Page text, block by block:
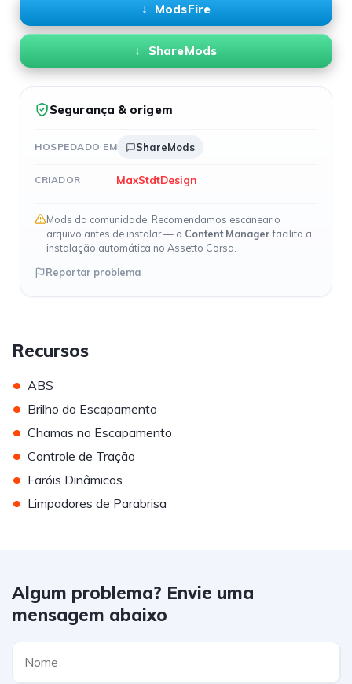
ModsFire
ShareMods
Segurança & origem
HOSPEDADO EM ShareMods
CRIADOR MaxStdtDesign
Mods da comunidade. Recomendamos escanear o
arquivo antes de instalar — o Content Managerfacilita a
instalação automática no Assetto Corsa.
Reportar problema
Recursos
• ABS
• Brilho do Escapamento
• Chamas no Escapamento
• Controle de Tração
• Faróis Dinâmicos
• Limpadores de Parabrisa
Algum problema? Envie uma
mensagem abaixo